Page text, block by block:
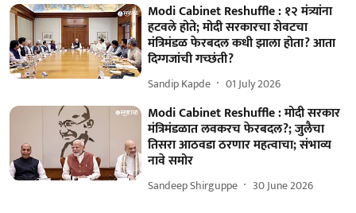
Modi Cabinet Reshuffle : १२ मंत्र्यांना
हटवले होते; मोदी सरकारचा शेवटचा
मंत्रिमंडळ फेरबदल कधी झाला होता? आता
दिग्गजांची गच्छंती?
Sandip Kapde 01 July 2026
Modi Cabinet Reshuffle : मोदी सरकार
मंत्रिमंडळात लवकरच फेरबदल?; जुलैचा
तिसरा आठवडा ठरणार महत्वाचा; संभाव्य
नावे समोर
Sandeep Shirguppe 30 June 2026